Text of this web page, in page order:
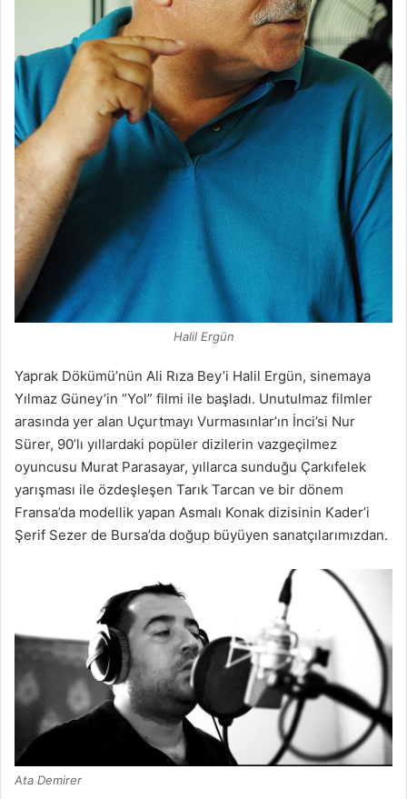
Halil Ergün
Yaprak Dökümü’nün Ali Rıza Bey’i Halil Ergün, sinemaya
Yılmaz Güney’in “Yol” filmi ile başladı. Unutulmaz filmler
arasında yer alan Uçurtmayı Vurmasınlar’ın İnci’si Nur
Sürer, 90’lı yıllardaki popüler dizilerin vazgeçilmez
oyuncusu Murat Parasayar, yıllarca sunduğu Çarkıfelek
yarışması ile özdeşleşen Tarık Tarcan ve bir dönem
Fransa’da modellik yapan Asmalı Konak dizisinin Kader’i
Şerif Sezer de Bursa’da doğup büyüyen sanatçılarımızdan.
Ata Demirer